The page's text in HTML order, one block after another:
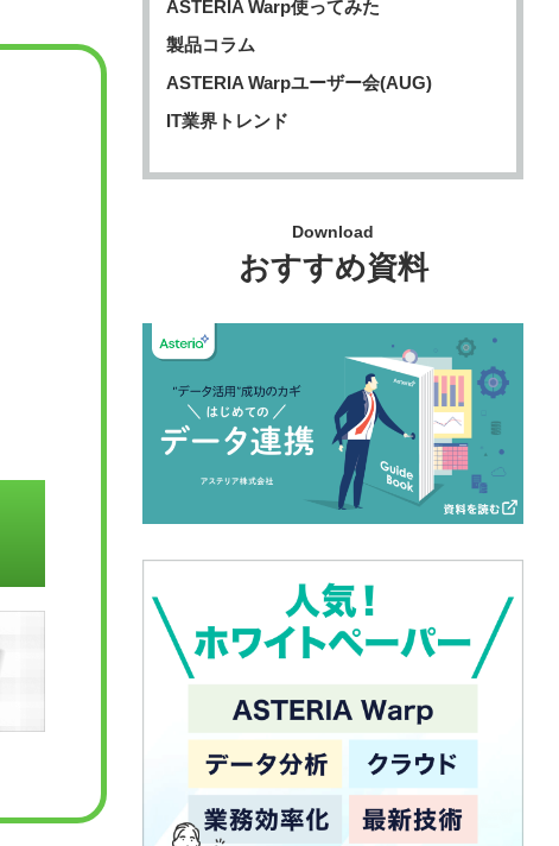
ASTERIA Warp使ってみた
製品コラム
ASTERIA Warpユーザー会(AUG)
IT業界トレンド
Download
おすすめ資料